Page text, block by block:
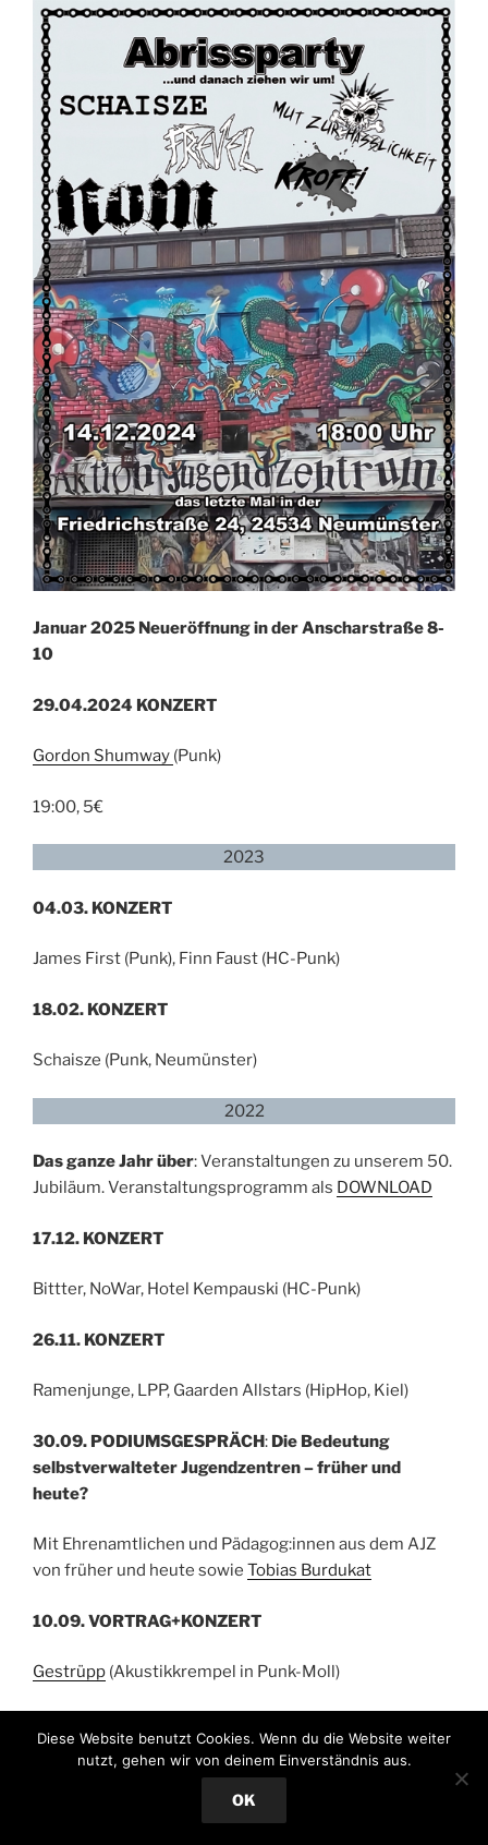
Januar 2025 Neueröffnung in der Anscharstraße 8-
10
29.04.2024 KONZERT
Gordon Shumway (Punk)
19:00, 5€
2023
04.03. KONZERT
James First (Punk), Finn Faust (HC-Punk)
18.02. KONZERT
Schaisze (Punk, Neumünster)
2022
Das ganze Jahr über: Veranstaltungen zu unserem 50.
Jubiläum. Veranstaltungsprogramm als DOWNLOAD
17.12. KONZERT
Bittter, NoWar, Hotel Kempauski (HC-Punk)
26.11. KONZERT
Ramenjunge, LPP, Gaarden Allstars (HipHop, Kiel)
30.09. PODIUMSGESPRÄCH: Die Bedeutung
selbstverwalteter Jugendzentren –früher und
heute?
Mit Ehrenamtlichen und Pädagog:innen aus dem AJZ
von früher und heute sowie Tobias Burdukat
10.09. VORTRAG+KONZERT
Gestrüpp (Akustikkrempel in Punk-Moll)
Institutionalisierung
DIY Selbstverwaltung im
. Melanie Groß
Diese Website benutzt Cookies. Wenn du die Website weiter
nutzt, gehen wir von deinem Einverständnis aus.
OK